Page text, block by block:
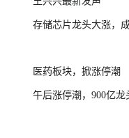
存储芯片龙头大涨，
医药板块，掀涨停潮
午后涨停潮，900亿龙